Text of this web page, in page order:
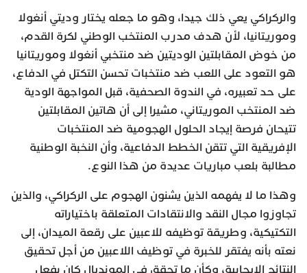
والركراكي يعي ذلك جيدا، وهو ما جعله يختار وديتي أنغولا
وموريتانيا، لأن هدف مدرب المنتخب الوطني لكرة القدم،
من خوض المقابلتين الوديتين ضد منتخبي أنغولا وموريتانيا
هو التعود على اللعب ضد منتخبات تحسن التكتل في الدفاع،
على حد تعبيره، في الندوة الصحفية، قبل المواجهة الودية
ضد المنتخب الموريتاني، مشيرا إلى أن هاتين المقابلتين
تتيحان فرصة إيجاد الحلول الهجومية ضد المنتخبات
الإفريقية التي تتقن الخطط الدفاعية، وأن النخبة الوطنية
مطالبة بلعب مباريات عديدة من هذا النوع.
وهذا ما لا يفهمه الذين يشنون الهجوم على الركراكي، والذين
تجاوزوا مجال النقد والانتقادات المتعلقة باختياراته
التكتيكية، وطريقة توظيفه للاعبين على رقعة الميدان، إلى
نعته بأنه يفتقر للخبرة في توظيف اللاعبين من أجل تحقيق
النتائج الإيجابية، وكأن ما تحقق في المونديال كان بفعل